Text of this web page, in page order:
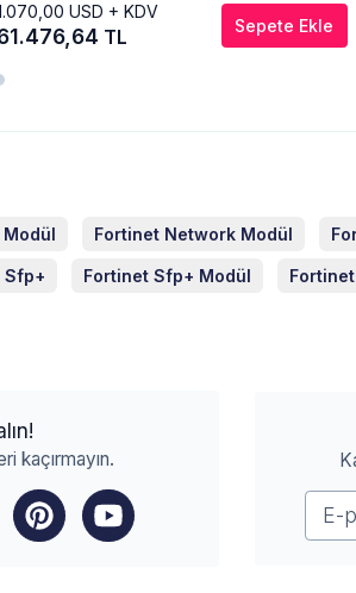
USD + KDV
TL Sepete Ekle
Fortinet Network Modül
Sfp+ Fortinet Sfp+ Modül
kaçırmayın.